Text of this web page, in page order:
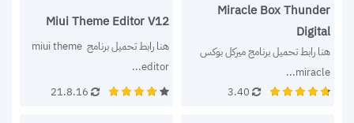
Miracle Box Thunder
Digital
miracle...
3.40
Miui Theme Editor V12
هنا رابط تحميل برنامج miui theme
editor...
21.8.16